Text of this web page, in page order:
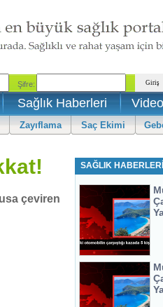
Sağlık Haberleri
Zayıflama Saç Ekimi
çeviren
SAĞLIK HABERLERİ